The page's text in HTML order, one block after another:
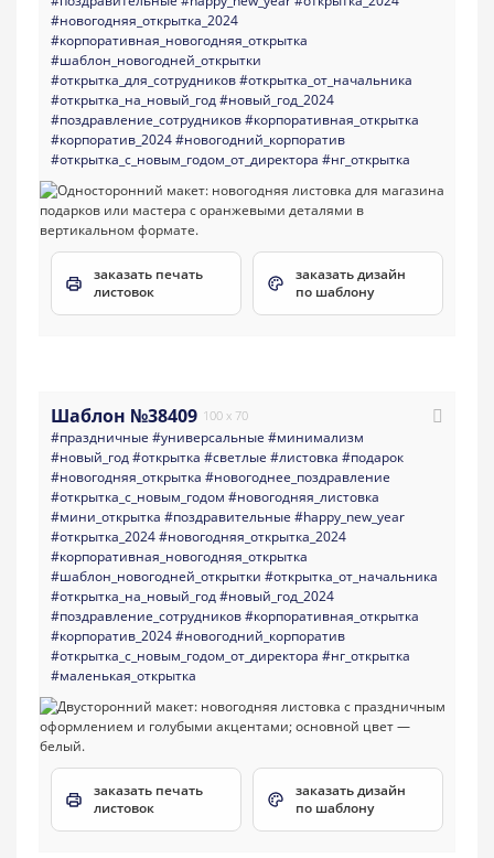
#новогодняя_открытка_2024
#корпоративная_новогодняя_открытка
#шаблон_новогодней_открытки
#открытка_для_сотрудников#открытка_от_начальника
#открытка_на_новый_год#новый_год_2024
#поздравление_сотрудников#корпоративная_открытка
#корпоратив_2024#новогодний_корпоратив
#открытка_с_новым_годом_от_директора #нг_открытка
заказать печать
листовок
заказать дизайн
по шаблону
Шаблон №38409 100 x 70
#праздничные #универсальные #минимализм
#новый_год#открытка #светлые #листовка #подарок
#новогодняя_открытка #новогоднее_поздравление
#открытка_с_новым_годом #новогодняя_листовка
#мини_открытка #поздравительные #happy_new_year
#открытка_2024#новогодняя_открытка_2024
#корпоративная_новогодняя_открытка
#шаблон_новогодней_открытки #открытка_от_начальника
#открытка_на_новый_год#новый_год_2024
#поздравление_сотрудников#корпоративная_открытка
#корпоратив_2024#новогодний_корпоратив
#открытка_с_новым_годом_от_директора #нг_открытка
#маленькая_открытка
заказать печать
листовок
заказать дизайн
по шаблону